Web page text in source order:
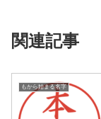
関連記事
もから始まる名字